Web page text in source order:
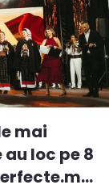
mai
loc pe 8